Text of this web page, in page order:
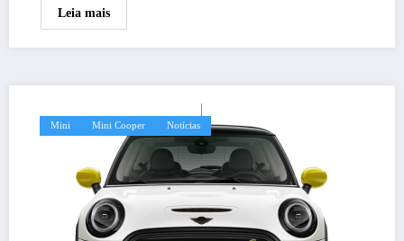
Leia mais
Mini Mini Cooper Notícias